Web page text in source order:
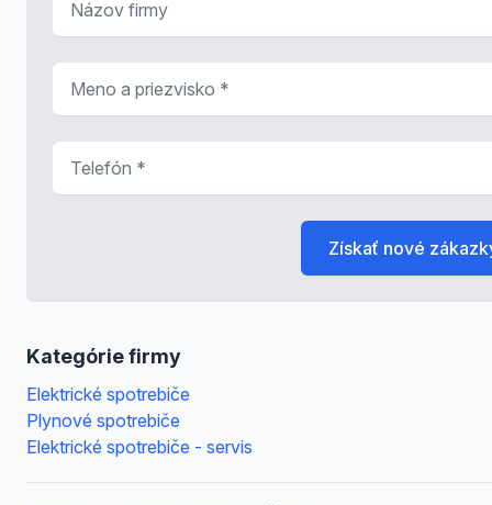
Kategórie firmy
Elektrické spotrebiče
Plynové spotrebiče
Elektrické spotrebiče - servis
Získať nové